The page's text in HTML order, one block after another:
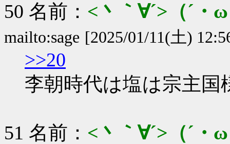
50 名前： <丶｀∀´>（´
mailto:sage [2025/01/11(土)
>>20
李朝時代は塩は宗主
51 名前： <丶｀∀´>（´